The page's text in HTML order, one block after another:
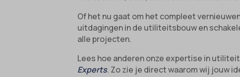
Of het nu gaat om het compleet
uitdagingen in de utiliteitsbouw en
alle projecten.
Lees hoe anderen onze expertise in
Experts. Zo zie je direct waarom wij jouw